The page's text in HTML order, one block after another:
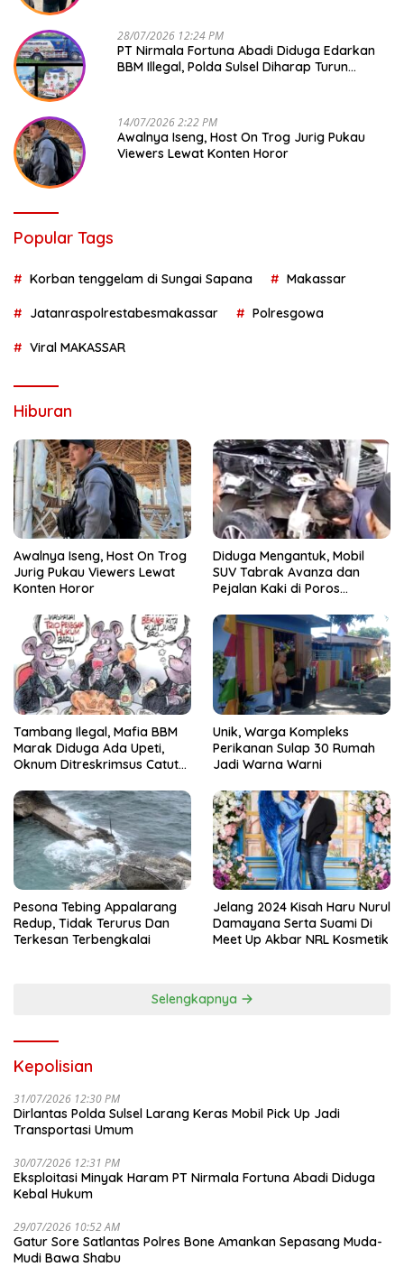
28/07/2026 12:24 PM
PT Nirmala Fortuna Abadi Diduga Edarkan
BBM Illegal, Polda Sulsel Diharap Turun
14/07/2026 2:22 PM
Awalnya Iseng, Host On Trog Jurig Pukau
Viewers Lewat Konten Horor
Popular Tags
Korban tenggelam di Sungai Sapana Makassar
Jatanraspolrestabesmakassar Polresgowa
Viral MAKASSAR
Hiburan
Awalnya Iseng, Host On Trog
Jurig Pukau Viewers Lewat
Konten Horor
Diduga Mengantuk, Mobil
SUV Tabrak Avanza dan
Pejalan Kaki di Poros
Tambang Ilegal, Mafia BBM
Marak Diduga Ada Upeti,
Oknum Ditreskrimsus Catut
Unik, Warga Kompleks
Perikanan Sulap 30 Rumah
Jadi Warna Warni
Pesona Tebing Appalarang
Redup, Tidak Terurus Dan
Terkesan Terbengkalai
Jelang 2024 Kisah Haru Nurul
Damayana Serta Suami Di
Meet Up Akbar NRL Kosmetik
Selengkapnya
Kepolisian
31/07/2026 12:30 PM
Dirlantas Polda Sulsel Larang Keras Mobil Pick Up Jadi
Transportasi Umum
30/07/2026 12:31 PM
Eksploitasi Minyak Haram PT Nirmala Fortuna Abadi Diduga
Kebal Hukum
29/07/2026 10:52 AM
Gatur Sore Satlantas Polres Bone Amankan Sepasang Muda-
Mudi Bawa Shabu